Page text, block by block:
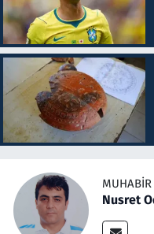
MUHABIR
Nusret